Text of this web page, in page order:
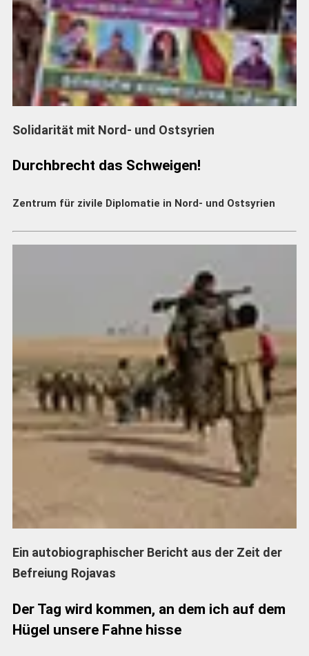
Solidarität mit Nord- und Ostsyrien
Durchbrecht das Schweigen!
Zentrum für zivile Diplomatie in Nord- und Ostsyrien
Ein autobiographischer Bericht aus der Zeit der
Befreiung Rojavas
Der Tag wird kommen, an dem ich auf dem
Hügel unsere Fahne hisse